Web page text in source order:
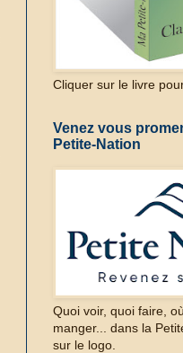
Cliquer sur le livre
Venez vous
Petite-Nation
Quoi voir, quoi faire,
manger... dans la
sur le logo.